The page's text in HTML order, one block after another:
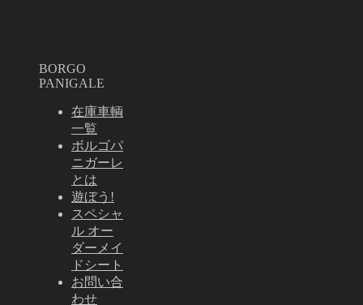
BORGO
PANIGALE
在庫車輌
一覧
ボルゴパ
ニガーレ
とは
遊ぼう!
スペシャ
ル オー
ダーメイ
ドシート
お問い合
わせ